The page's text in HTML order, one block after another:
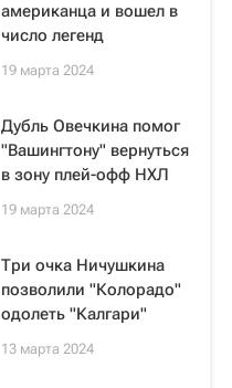
американца и вошел в
число легенд
19 марта 2024
Дубль Овечкина помог
"Вашингтону" вернуться
в зону плей-офф НХЛ
19 марта 2024
Три очка Ничушкина
позволили "Колорадо"
одолеть "Калгари"
13 марта 2024